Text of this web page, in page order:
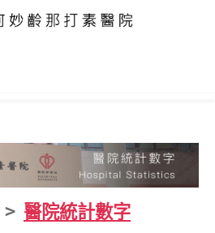
醫院統計數字